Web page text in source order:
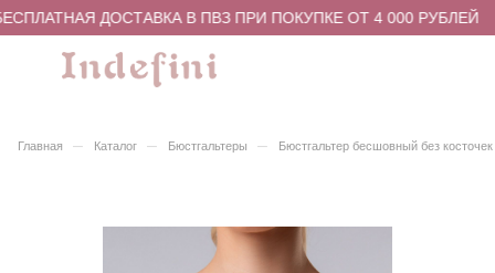
ДОСТАВКА В ПВЗ ПРИ ПОКУПКЕ ОТ 4 000 РУБЛЕЙ
Главная – Каталог – Бюстгальтеры – Бюстгальтер бесшовный без